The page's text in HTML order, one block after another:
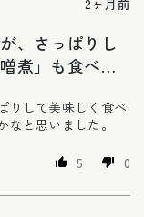
2ヶ月前
、さっぱりし
煮」も食べて
りして美味しく食べ
と思いました。
5 0